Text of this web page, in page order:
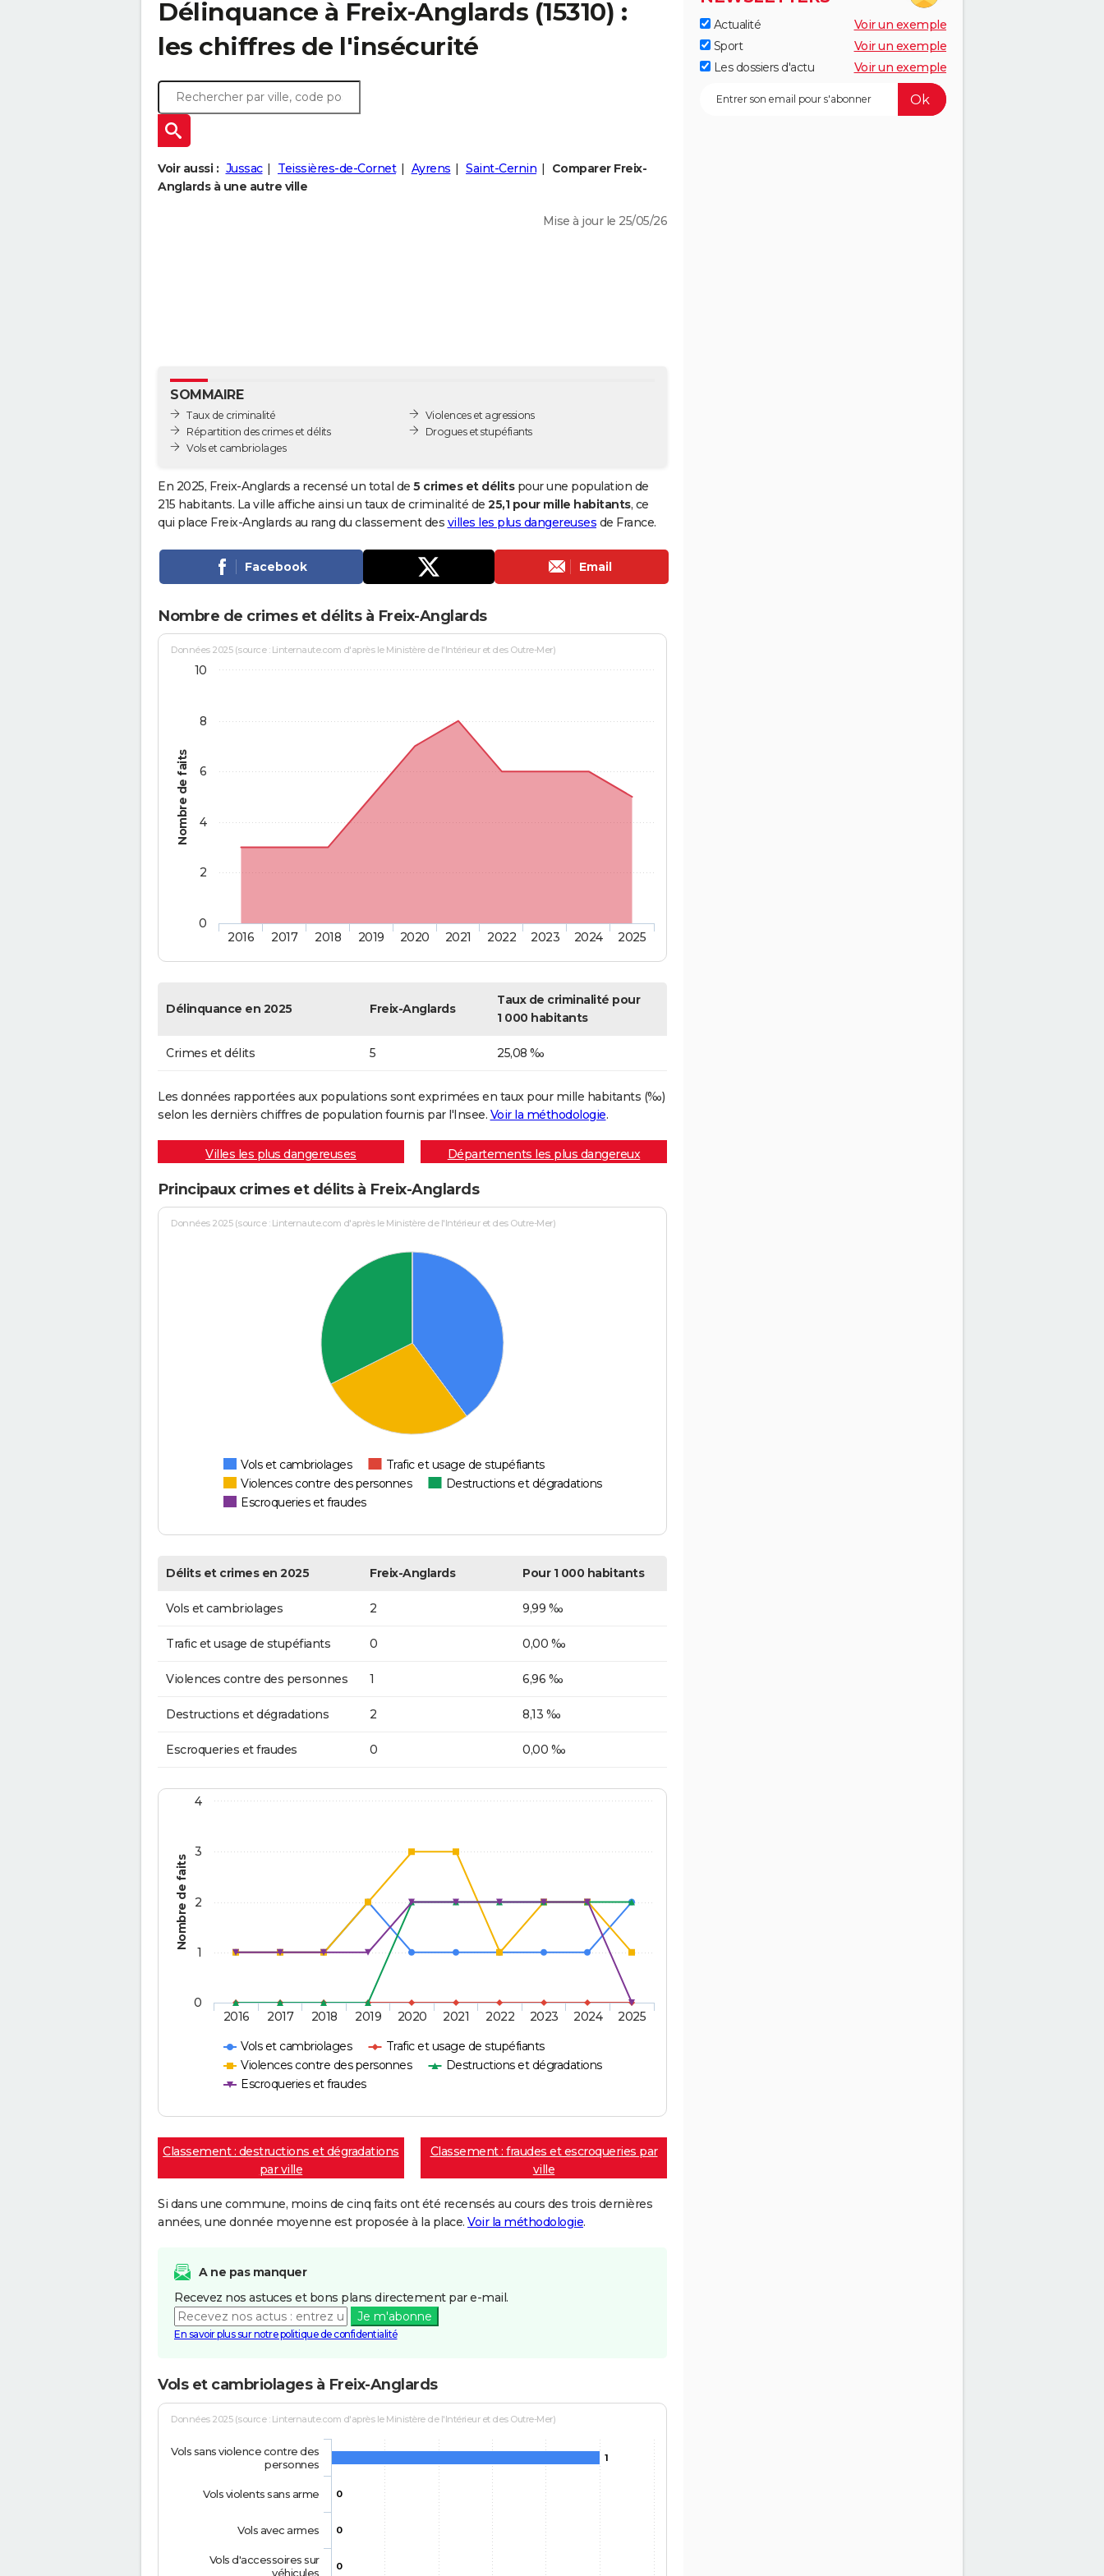
Délinquance à Freix-Anglards (15310) :
les chiffres de l'insécurité
Voir aussi : Jussac Teissières-de-Cornet Ayrens Saint-Cernin
Comparer Freix-
Anglards à une autre ville
Mise à jour le 25/05/26
SOMMAIRE
Taux de criminalité
Répartition des crimes et délits
Vols et cambriolages
Violences et agressions
Drogues et stupéfiants
En 2025, Freix-Anglards a recensé un total de 5 crimes et délitspour une population de
215 habitants. La ville affiche ainsi un taux de criminalité de 25,1 pour mille habitants, ce
qui place Freix-Anglards au rang du classement des villes les plus dangereuses de France.
Facebook Email
Nombre de crimes et délits à Freix-Anglards
Nombre de faits
Données 2025 (source : Linternaute.com d'après le Ministère de l'Intérieur et des Outre-Mer)
2016 2017 2018 2019 2020 2021 2022 2023 2024 2025
0
2
4
6
8
10
Délinquance en 2025 Freix-Anglards
Taux de criminalité pour
1 000 habitants
Crimes et délits 5 25,08 ‰
Les données rapportées aux populations sont exprimées en taux pour mille habitants (‰)
selon les dernièrs chiffres de population fournis par l'Insee. Voir la méthodologie.
Villes les plus dangereuses Départements les plus dangereux
Principaux crimes et délits à Freix-Anglards
Données 2025 (source : Linternaute.com d'après le Ministère de l'Intérieur et des Outre-Mer)
Vols et cambriolages
Trafic et usage de stupéfiants
Violences contre des personnes
Destructions et dégradations
Escroqueries et fraudes
Délits et crimes en 2025 Freix-Anglards Pour 1 000 habitants
Vols et cambriolages 2 9,99 ‰
Trafic et usage de stupéfiants 0 0,00 ‰
Violences contre des personnes 1 6,96 ‰
Destructions et dégradations 2 8,13 ‰
Escroqueries et fraudes 0 0,00 ‰
Nombre de faits
Vols et cambriolages
Trafic et usage de stupéfiants
Violences contre des personnes
Destructions et dégradations
Escroqueries et fraudes
2016 2017 2018 2019 2020 2021 2022 2023 2024 2025
0
1
2
3
4
Classement : destructions et dégradations
par ville
Classement : fraudes et escroqueries par
ville
Si dans une commune, moins de cinq faits ont été recensés au cours des trois dernières
années, une donnée moyenne est proposée à la place. Voir la méthodologie.
A ne pas manquer
Recevez nos astuces et bons plans directement par e-mail.
Je m'abonne
En savoir plus sur notre politique de confidentialité
Vols et cambriolages à Freix-Anglards
Données 2025 (source : Linternaute.com d'après le Ministère de l'Intérieur et des Outre-Mer)
1
0
0
0
Vols sans violence contre des
personnes
Vols violents sans arme
Vols avec armes
Vols d'accessoires sur
véhicules
Actualité
Voir un exemple
Sport
Voir un exemple
Les dossiers d'actu
Voir un exemple